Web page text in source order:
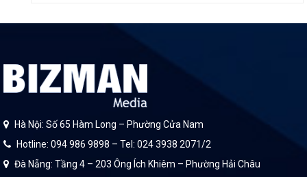
Hà Nội: Số 65 Hàm Long – Phường Cửa Nam
Hotline: 094 986 9898 – Tel: 024 3938 2071/2
Đà Nẵng: Tầng 4 – 203 Ông Ích Khiêm – Phường Hải Châu